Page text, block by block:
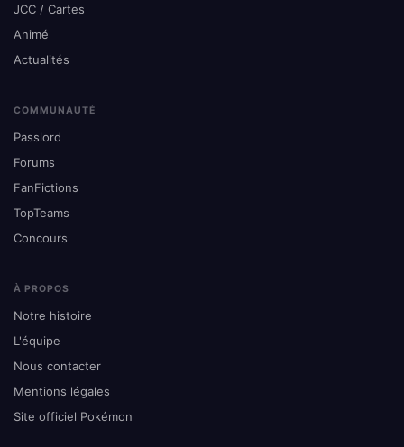
JCC / Cartes
Animé
Actualités
COMMUNAUTÉ
Passlord
Forums
FanFictions
TopTeams
Concours
À PROPOS
Notre histoire
L'équipe
Nous contacter
Mentions légales
Site officiel Pokémon